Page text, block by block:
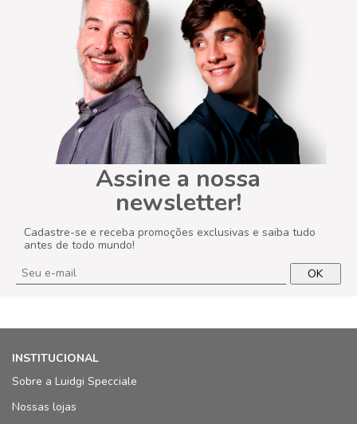
Assine a nossa
newsletter!
Cadastre-se e receba promoções exclusivas e saiba tudo
antes de todo mundo!
OK
INSTITUCIONAL
Sobre a Luidgi Specciale
Nossas lojas